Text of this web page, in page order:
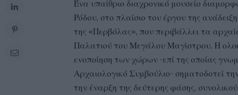
​Ένα υπαίθριο διαχρονικό μουσείο
Ρόδου, στο πλαίσιο του έργου της
της «Περβόλας», που περιβάλλει τα
Παλατιού του Μεγάλου Μαγίστρου. Η
ενοποίηση των χώρων -επί της οποίας
Αρχαιολογικό Συμβούλιο- σηματοδοτεί
την έναρξη της δεύτερης φάσης,